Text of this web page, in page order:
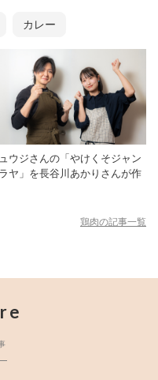
カレー
ウジさんの「やけくそジャン
ヤ」を長谷川あかりさんが作
鶏肉の記事一覧